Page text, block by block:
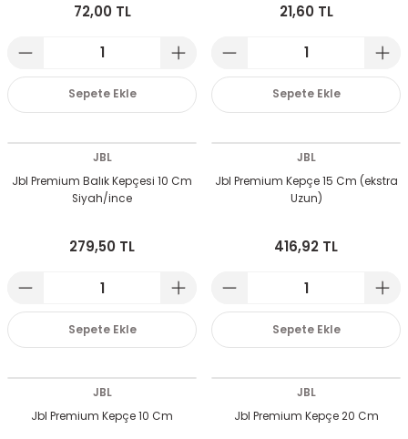
72,00 TL
Sepete Ekle
21,60 TL
Sepete Ekle
JBL
Jbl Premium Balık Kepçesi 10 Cm
Siyah/ince
279,50 TL
Sepete Ekle
JBL
Jbl Premium Kepçe 15 Cm (ekstra
Uzun)
416,92 TL
Sepete Ekle
JBL
Jbl Premium Kepçe 10 Cm
JBL
Jbl Premium Kepçe 20 Cm